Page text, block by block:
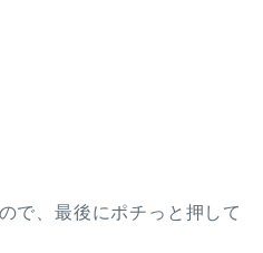
で、最後にポチっと押して